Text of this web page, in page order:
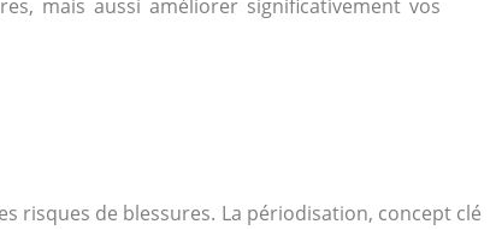
mais aussi améliorer significativement vos
de blessures. La périodisation, concept clé